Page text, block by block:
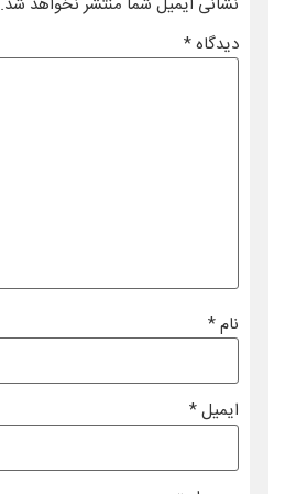
دیدگاه*
نام*
ایمیل*